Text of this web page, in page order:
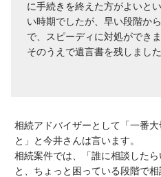
に手続きを終えた方がよいと
い時期でしたが、早い段階か
で、スピーディに対処ができま
そのうえで遺言書を残しました
相続アドバイザーとして「一番
と」と今井さんは言います。
相続案件では、「誰に相談したら
と、ちょっと困っている段階で